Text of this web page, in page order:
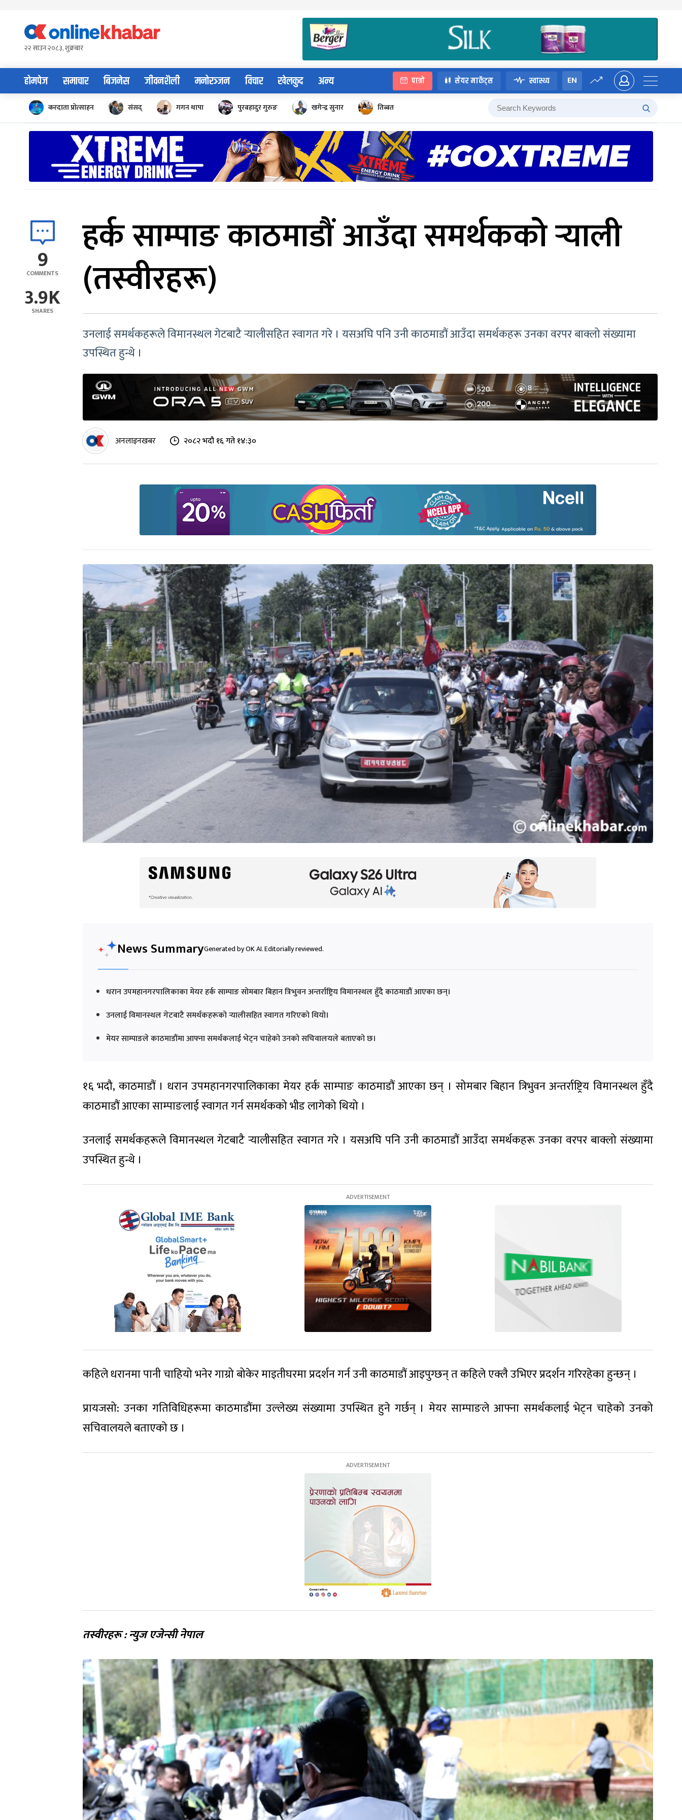
content२२ साउन २०८३, शुक्रबार
होमपेज समाचार बिजनेस जीवनशैली मनोरञ्जन विचार खेलकुद अन्य पात्रो सेयर मार्केट्स स्वास्थ्य EN
करदाता प्रोत्साहन संसद् गगन थापा पुरबहादुर गुरुङ खगेन्द्र सुनार तिब्बत
9
COMMENTS
3.9K
SHARES
हर्क साम्पाङ काठमाडौं आउँदा समर्थकको र्‍याली
(तस्वीरहरू)
उनलाई समर्थकहरूले विमानस्थल गेटबाटै र्‍यालीसहित स्वागत गरे । यसअघि पनि उनी काठमाडौं आउँदा समर्थकहरू उनका वरपर बाक्लो संख्यामा
उपस्थित हुन्थे ।
अनलाइनखबर २०८२ भदौ १६ गते १४:३०
News SummaryGenerated by OK AI. Editorially reviewed.
धरान उपमहानगरपालिकाका मेयर हर्क साम्पाङ सोमबार बिहान त्रिभुवन अन्तर्राष्ट्रिय विमानस्थल हुँदै काठमाडौं आएका छन्।
उनलाई विमानस्थल गेटबाटै समर्थकहरूको र्‍यालीसहित स्वागत गरिएको थियो।
मेयर साम्पाङले काठमाडौंमा आफ्ना समर्थकलाई भेट्न चाहेको उनको सचिवालयले बताएको छ।
१६ भदौ, काठमाडौं । धरान उपमहानगरपालिकाका मेयर हर्क साम्पाङ काठमाडौं आएका छन् । सोमबार बिहान त्रिभुवन अन्तर्राष्ट्रिय विमानस्थल हुँदै
काठमाडौं आएका साम्पाङलाई स्वागत गर्न समर्थकको भीड लागेको थियो ।
उनलाई समर्थकहरूले विमानस्थल गेटबाटै र्‍यालीसहित स्वागत गरे । यसअघि पनि उनी काठमाडौं आउँदा समर्थकहरू उनका वरपर बाक्लो संख्यामा
उपस्थित हुन्थे ।
कहिले धरानमा पानी चाहियो भनेर गाग्रो बोकेर माइतीघरमा प्रदर्शन गर्न उनी काठमाडौं आइपुग्छन् त कहिले एक्लै उभिएर प्रदर्शन गरिरहेका हुन्छन् ।
प्रायजसो: उनका गतिविधिहरूमा काठमाडौंमा उल्लेख्य संख्यामा उपस्थित हुने गर्छन् । मेयर साम्पाङले आफ्ना समर्थकलाई भेट्न चाहेको उनको
सचिवालयले बताएको छ ।
तस्वीरहरू : न्युज एजेन्सी नेपाल